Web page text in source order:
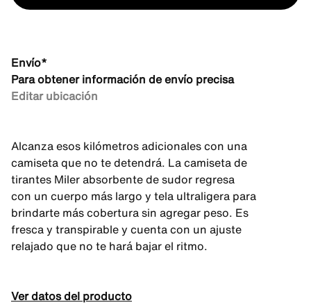
Envío*
Para obtener información de envío precisa
Editar ubicación
Alcanza esos kilómetros adicionales con una
camiseta que no te detendrá. La camiseta de
tirantes Miler absorbente de sudor regresa
con un cuerpo más largo y tela ultraligera para
brindarte más cobertura sin agregar peso. Es
fresca y transpirable y cuenta con un ajuste
relajado que no te hará bajar el ritmo.
Ver datos del producto